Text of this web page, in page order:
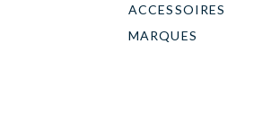
ACCESSOIRES
MARQUES